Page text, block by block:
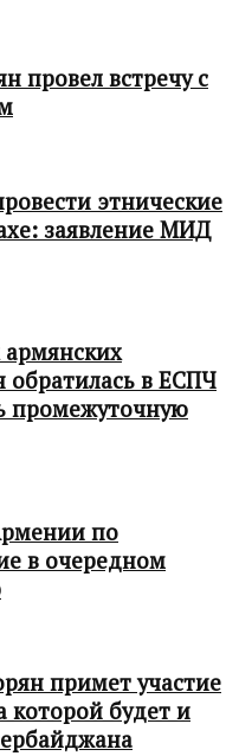
провел встречу с
этнические
заявление МИД
в ЕСПЧ
промежуточную
по
в очередном
примет участие
которой будет и